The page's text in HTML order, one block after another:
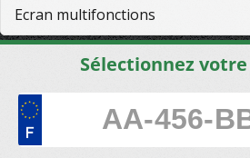
Sélectionnez